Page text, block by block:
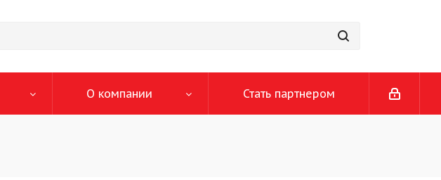
О компании Стать партнером